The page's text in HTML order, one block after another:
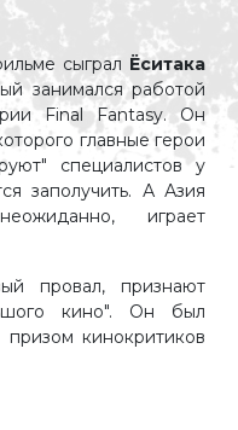
сыграл Ёситака
занимался работой
Final Fantasy. Он
главные герои
специалистов у
заполучить. А Азия
играет
провал, признают
кино". Он был
кинокритиков